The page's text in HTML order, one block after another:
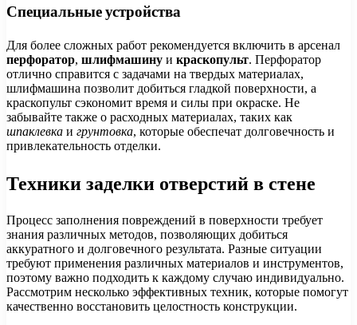
Специальные устройства
Для более сложных работ рекомендуется включить в арсенал
перфоратор, шлифмашину и краскопульт. Перфоратор
отлично справится с задачами на твердых материалах,
шлифмашина позволит добиться гладкой поверхности, а
краскопульт сэкономит время и силы при окраске. Не
забывайте также о расходных материалах, таких как
шпаклевка и грунтовка, которые обеспечат долговечность и
привлекательность отделки.
Техники заделки отверстий в стене
Процесс заполнения повреждений в поверхности требует
знания различных методов, позволяющих добиться
аккуратного и долговечного результата. Разные ситуации
требуют применения различных материалов и инструментов,
поэтому важно подходить к каждому случаю индивидуально.
Рассмотрим несколько эффективных техник, которые помогут
качественно восстановить целостность конструкции.